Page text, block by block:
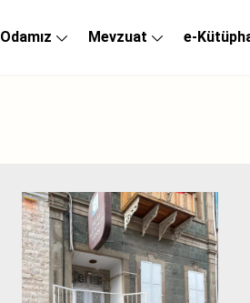
Odamız Mevzuat e-